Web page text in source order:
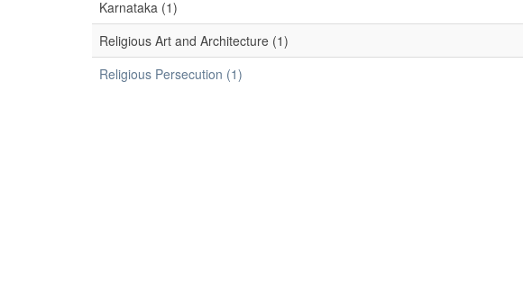
Karnataka (1)
Religious Art and Architecture (1)
Religious Persecution (1)